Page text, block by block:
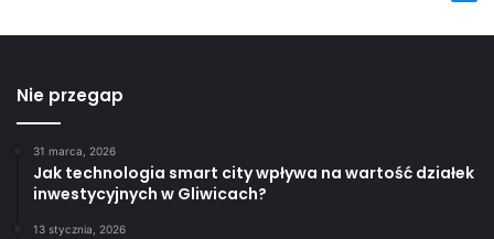
Nie przegap
31 marca, 2026
Jak technologia smart city wpływa na wartość działek
inwestycyjnych w Gliwicach?
13 stycznia, 2026